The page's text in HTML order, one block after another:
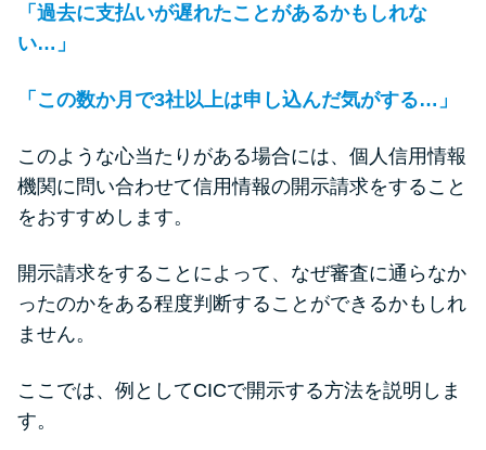
「過去に支払いが遅れたことがあるかもしれな
い…」
「この数か月で3社以上は申し込んだ気がする…」
このような心当たりがある場合には、個人信用情報
機関に問い合わせて信用情報の開示請求をすること
をおすすめします。
開示請求をすることによって、なぜ審査に通らなか
ったのかをある程度判断することができるかもしれ
ません。
ここでは、例としてCICで開示する方法を説明しま
す。